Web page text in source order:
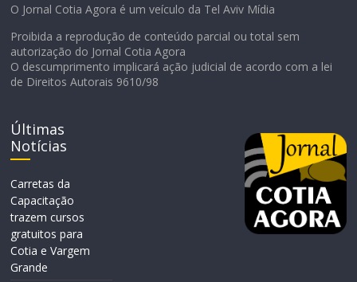
O Jornal Cotia Agora é um veículo da Tel Aviv Mídia
Proibida a reprodução de conteúdo parcial ou total sem
autorização do Jornal Cotia Agora
O descumprimento implicará ação judicial de acordo com a lei
de Direitos Autorais 9610/98
Últimas
Notícias
Carretas da
Capacitação
trazem cursos
gratuitos para
Cotia e Vargem
Grande